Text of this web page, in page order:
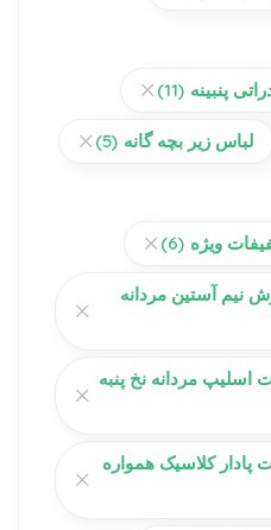
پنبینه (11)
لباس زیر بچه گانه (5)
ویژه (6)
نیم آستین مردانه
مردانه نخ پنبه
کلاسیک همواره